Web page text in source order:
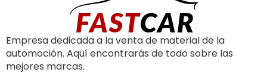
Empresa dedicada a la venta de material de la
automoción. Aquí encontrarás de todo sobre las
mejores marcas.